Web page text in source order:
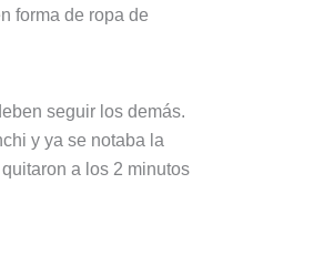
forma de ropa de
seguir los demás.
y ya se notaba la
a los 2 minutos